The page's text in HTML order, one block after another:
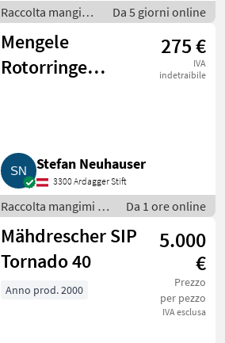
Raccolta mangimi
/ Autocaricanti
Da 5 giorni online
Mengele
Rotorringe
275 €
IVA
indetraibile
Stefan Neuhauser
3300 Ardagger Stift
Raccolta mangimi /
Autocaricanti
Da 1 ore online
Mähdrescher SIP
Tornado 40
5.000
€
Prezzo
per pezzo
IVA esclusa
Anno prod. 2000